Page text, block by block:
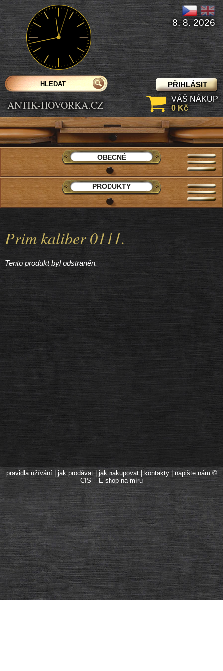
Prim kaliber 0111.
Tento produkt byl odstraněn.
ANTIK-HOVORKA.CZ
PŘIHLÁSIT
8. 8. 2026
VÁŠ NÁKUP
0 Kč
OBECNÉ
PRODUKTY
pravidla užívání| jak prodávat|jak nakupovat|kontakty|napište nám ©
CIS – E shop na míru